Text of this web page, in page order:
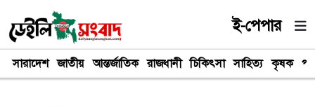
ই-পেপার
সারাদেশ জাতীয় আন্তর্জাতিক রাজধানী চিকিৎসা সাহিত্য কৃষক